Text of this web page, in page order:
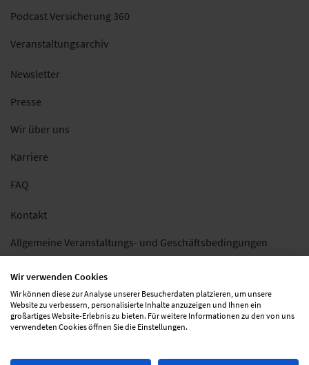
Podcast Versicherung 360
Veranstaltungsarchiv
Newsletter
Presse
Wir über uns
Karriere
FAQ
Kontakt
Allgemeine Veranstaltungs- und Geschäftsbedingungen
Impressum
Datenschutz
Folgen Sie uns
Wir verwenden Cookies
Wir können diese zur Analyse unserer Besucherdaten platzieren, um unsere
Website zu verbessern, personalisierte Inhalte anzuzeigen und Ihnen ein
großartiges Website-Erlebnis zu bieten. Für weitere Informationen zu den von uns
verwendeten Cookies öffnen Sie die Einstellungen.